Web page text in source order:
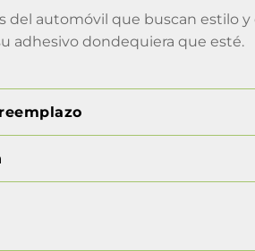
del automóvil que buscan estilo
adhesivo dondequiera que esté.